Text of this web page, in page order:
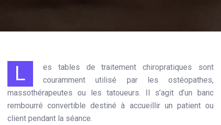
Les tables de traitement chiropratiques sont
couramment utilisé par les ostéopathes,
massothérapeutes ou les tatoueurs. Il s’agit d’un banc
rembourré convertible destiné à accueillir un patient ou
client pendant la séance.